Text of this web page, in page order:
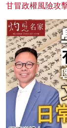
甘冒政權風險攻